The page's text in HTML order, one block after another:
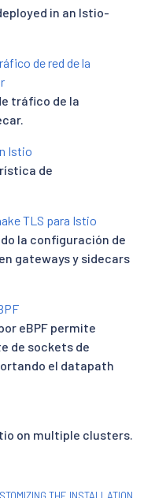
in an Istio-
de red de la
tráfico de la
Istio
de
TLS para Istio
la configuración de
gateways y sidecars
eBPF permite
de sockets de
el datapath
on multiple clusters.